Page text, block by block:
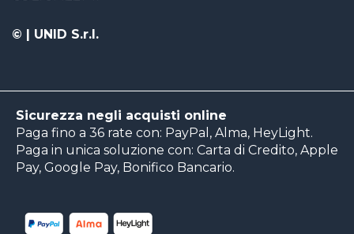
© | UNID S.r.l.
Sicurezza negli acquisti online
Paga fino a 36 rate con: PayPal, Alma, HeyLight.
Paga in unica soluzione con: Carta di Credito, Apple
Pay, Google Pay, Bonifico Bancario.